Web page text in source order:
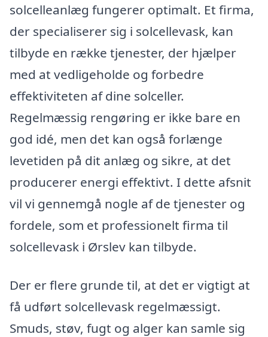
solcelleanlæg fungerer optimalt. Et firma,
der specialiserer sig i solcellevask, kan
tilbyde en række tjenester, der hjælper
med at vedligeholde og forbedre
effektiviteten af dine solceller.
Regelmæssig rengøring er ikke bare en
god idé, men det kan også forlænge
levetiden på dit anlæg og sikre, at det
producerer energi effektivt. I dette afsnit
vil vi gennemgå nogle af de tjenester og
fordele, som et professionelt firma til
solcellevask i Ørslev kan tilbyde.
Der er flere grunde til, at det er vigtigt at
få udført solcellevask regelmæssigt.
Smuds, støv, fugt og alger kan samle sig